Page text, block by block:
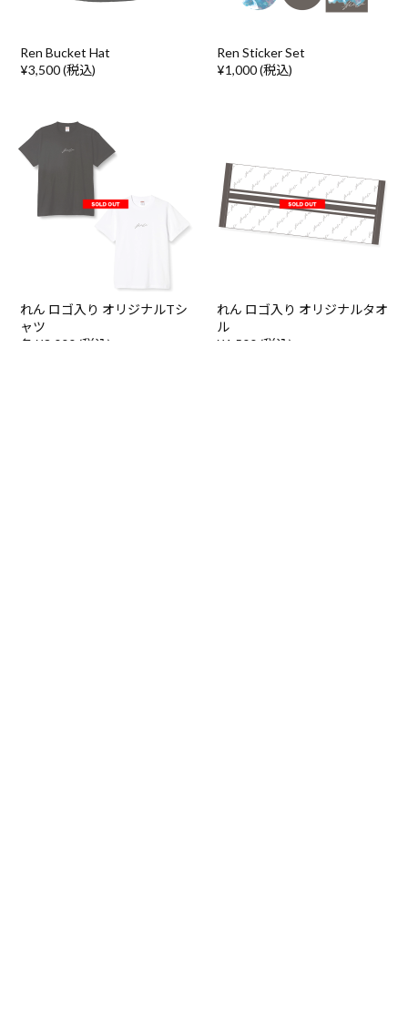
Ren Bucket Hat
¥3,500 (税込)
Ren Sticker Set
¥1,000 (税込)
れん ロゴ入り オリジナルTシ
ャツ
各 ¥3,000 (税込)
れん ロゴ入り オリジナルタオ
ル
¥1,500 (税込)